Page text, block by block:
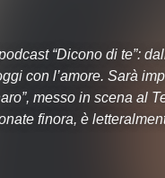
“Dicono di te”:
con l’amore. Sarà
messo in scena al
finora, è